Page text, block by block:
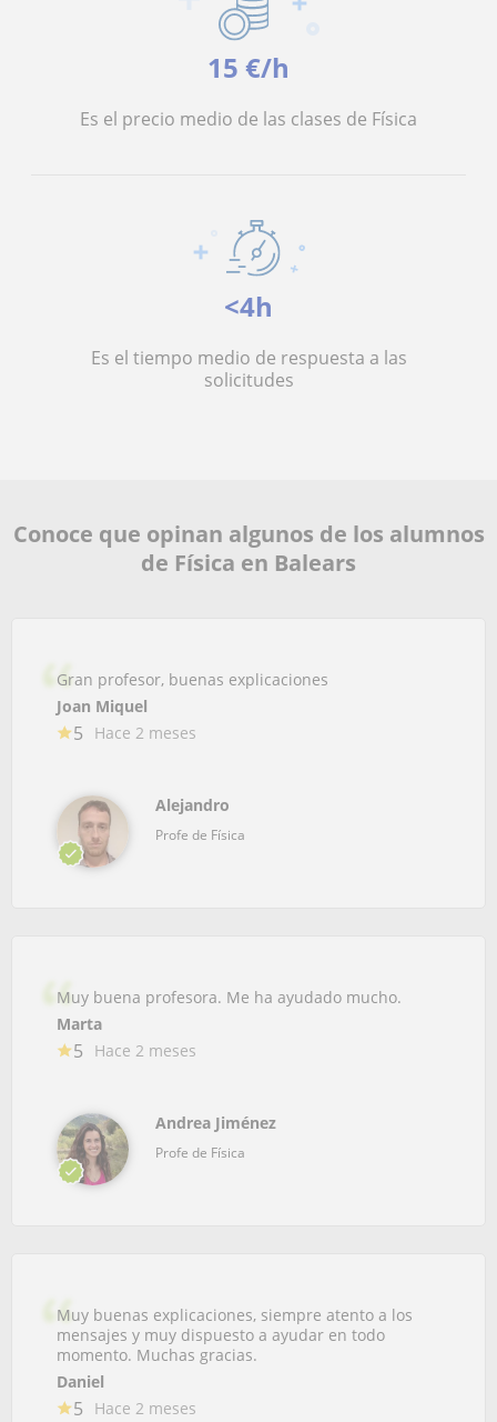
15 €/h
Es el precio medio de las clases de Física
<4h
Es el tiempo medio de respuesta a las
solicitudes
Conoce que opinan algunos de los alumnos
de Física en Balears
Gran profesor, buenas explicaciones
Joan Miquel
5 Hace 2 meses
Alejandro
Profe de Física
Muy buena profesora. Me ha ayudado mucho.
Marta
5 Hace 2 meses
Andrea Jiménez
Profe de Física
Muy buenas explicaciones, siempre atento a los
mensajes y muy dispuesto a ayudar en todo
momento. Muchas gracias.
Daniel
5 Hace 2 meses